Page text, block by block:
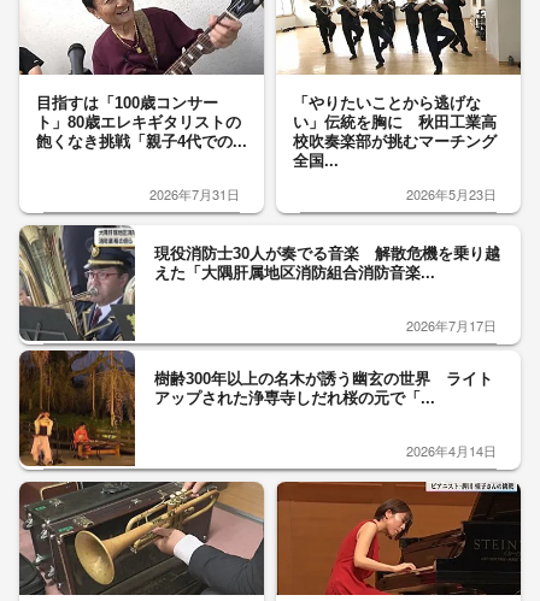
目指すは「100歳コンサー
ト」80歳エレキギタリストの
飽くなき挑戦「親子4代での...
2026年7月31日
「やりたいことから逃げな
い」伝統を胸に 秋田工業高
校吹奏楽部が挑むマーチング
全国...
2026年5月23日
現役消防士30人が奏でる音楽 解散危機を乗り越
えた「大隅肝属地区消防組合消防音楽...
2026年7月17日
樹齢300年以上の名木が誘う幽玄の世界 ライト
アップされた浄専寺しだれ桜の元で「...
2026年4月14日